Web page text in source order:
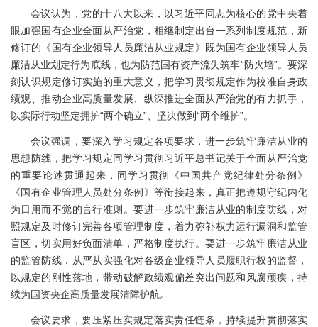
会议认为，党的十八大以来，以习近平同志为核心的党中央着
眼加强国有企业全面从严治党，相继制定出台一系列制度规范，新
修订的《国有企业领导人员廉洁从业规定》既为国有企业领导人员
廉洁从业划定行为底线，也为防范国有资产流失筑牢“防火墙”。要深
刻认识规定修订实施的重大意义，把学习贯彻规定作为校准自身政
绩观、推动企业高质量发展、纵深推进全面从严治党的有力抓手，
以实际行动坚定拥护“两个确立”、坚决做到“两个维护”。
会议强调，要深入学习规定各项要求，进一步筑牢廉洁从业的
思想防线，把学习规定同学习贯彻习近平总书记关于全面从严治党
的重要论述贯通起来，同学习贯彻《中国共产党纪律处分条例》
《国有企业管理人员处分条例》等衔接起来，真正把遵规守纪内化
为日用而不觉的言行准则。要进一步筑牢廉洁从业的制度防线，对
照规定及时修订完善各项管理制度，着力弥补权力运行漏洞和监管
盲区，切实用好负面清单，严格制度执行。要进一步筑牢廉洁从业
的监管防线，从严从实强化对各级企业领导人员履职行权的监督，
以规定的刚性落地，带动破解政绩观偏差突出问题和风腐顽疾，持
续为国资央企高质量发展清障护航。
会议要求，要压紧压实规定落实责任链条，持续提升贯彻落实